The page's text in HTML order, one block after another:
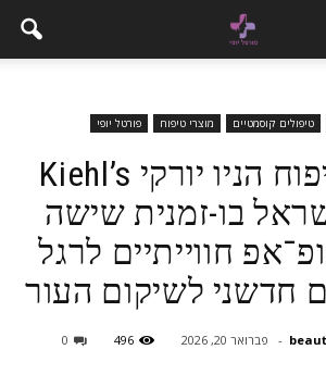
טיפולים קוסמטיים מוצרי טיפוח פורטל יופי
מותג הטיפוח הניו יורקי Kiehl’s
בו-זמנית שישה
חווייתיים לרגל
חדשני לשיקום העור
- פברואר 20, 2026 496
0